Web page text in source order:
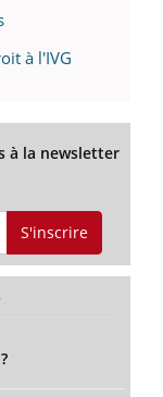
à l'IVG
à la newsletter
S'inscrire